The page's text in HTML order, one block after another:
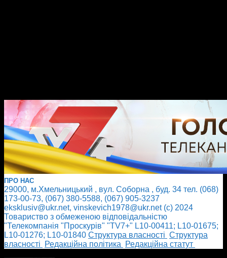
ПРО НАС
29000, м.Хмельницький , вул. Соборна , буд. 34 тел. (068)
173-00-73, (067) 380-5588, (067) 905-3237
eksklusiv@ukr.net, vinskevich1978@ukr.net (с) 2024
Товариство з обмеженою відповідальністю
"Телекомпанія "Проскурів" "TV7+" L10-00411; L10-01675;
L10-01276; L10-01840 Cтруктура власності Cтруктура
власності
Редакційна політика
Редакційна статут